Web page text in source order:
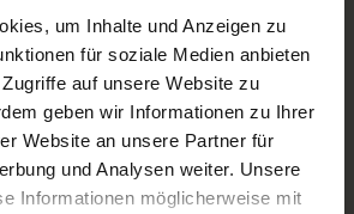
um Inhalte und Anzeigen zu
für soziale Medien anbieten
auf unsere Website zu
geben wir Informationen zu Ihrer
Website an unsere Partner für
und Analysen weiter. Unsere
Informationen möglicherweise mit